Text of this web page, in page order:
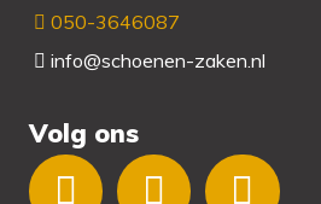
050-3646087
info@schoenen-zaken.nl
Volg ons